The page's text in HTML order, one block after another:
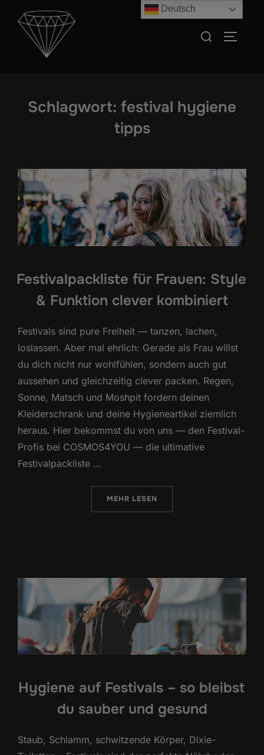
Inhalt
springen
Suchen
Schlagwort: festival hygiene
tipps
Festivalpackliste für Frauen: Style
& Funktion clever kombiniert
Festivals sind pure Freiheit — tanzen, lachen,
loslassen. Aber mal ehrlich: Gerade als Frau willst
du dich nicht nur wohlfühlen, sondern auch gut
aussehen und gleichzeitig clever packen. Regen,
Sonne, Matsch und Moshpit fordern deinen
Kleiderschrank und deine Hygieneartikel ziemlich
heraus. Hier bekommst du von uns — den Festival-
Profis bei COSMOS4YOU — die ultimative
Festivalpackliste …
MEHR ÜBER „FESTIVALPACKLISTE
LESEN
Hygiene auf Festivals – so bleibst
du sauber und gesund
Staub, Schlamm, schwitzende Körper, Dixie-
Deutsch